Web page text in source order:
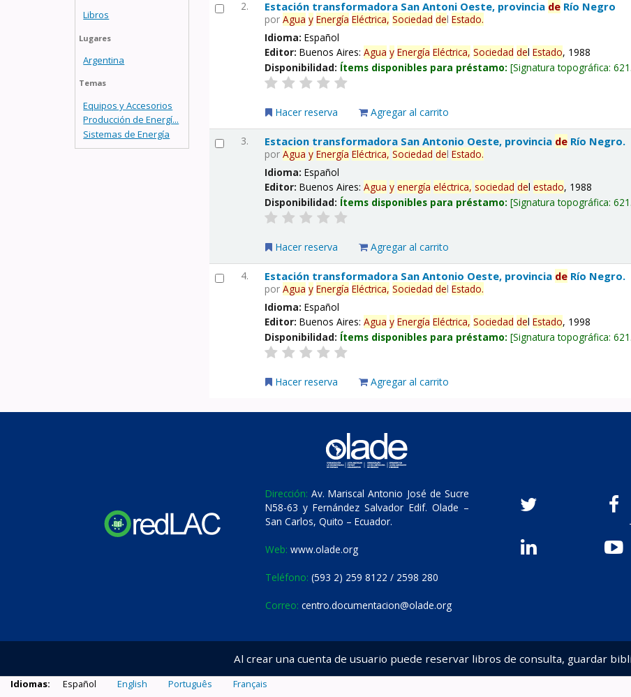
Libros
Lugares
Argentina
Temas
Equipos y Accesorios
Producción de Energí...
Sistemas de Energía
2. Estación transformadora San Antoni Oeste, provincia de Río Negro
porAgua y Energía Eléctrica, Sociedad delEstado.
Idioma:Español
Editor:Buenos Aires:Agua y Energía Eléctrica, Sociedad delEstado, 1988
Disponibilidad: Ítems disponibles para préstamo: Signatura topográfica:
Hacer reserva Agregar al carrito
3. Estacion transformadora San Antonio Oeste, provincia de Río Negro.
porAgua y Energía Eléctrica, Sociedad delEstado.
Idioma:Español
Editor:Buenos Aires:Agua y energía eléctrica, sociedad delestado, 1988
Disponibilidad: Ítems disponibles para préstamo: Signatura topográfica:
Hacer reserva Agregar al carrito
4. Estación transformadora San Antonio Oeste, provincia de Río Negro.
porAgua y Energía Eléctrica, Sociedad delEstado.
Idioma:Español
Editor:Buenos Aires:Agua y Energía Eléctrica, Sociedad delEstado, 1998
Disponibilidad: Ítems disponibles para préstamo: Signatura topográfica:
Hacer reserva Agregar al carrito
Dirección: Av. Mariscal Antonio José de Sucre
N58-63 y Fernández Salvador Edif. Olade –
San Carlos, Quito – Ecuador.
Web: www.olade.org
Teléfono: (593 2) 259 8122 / 2598 280
Correo: centro.documentacion@olade.org
Al crear una cuenta de usuario puede reservar libros de consulta, guardar
Idiomas: Español English Português Français